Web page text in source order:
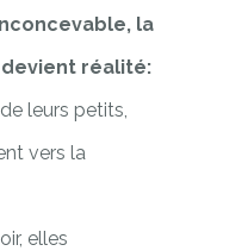
la
devient réalité:
leurs petits,
vers la
elles